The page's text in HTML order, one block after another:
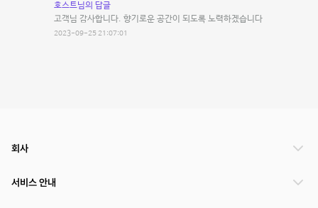
호스트님의 답글
고객님 감사합니다. 향기로운 공간이 되도록 노력하겠습니다
2023-09-25 21:07:01
회사
서비스 안내